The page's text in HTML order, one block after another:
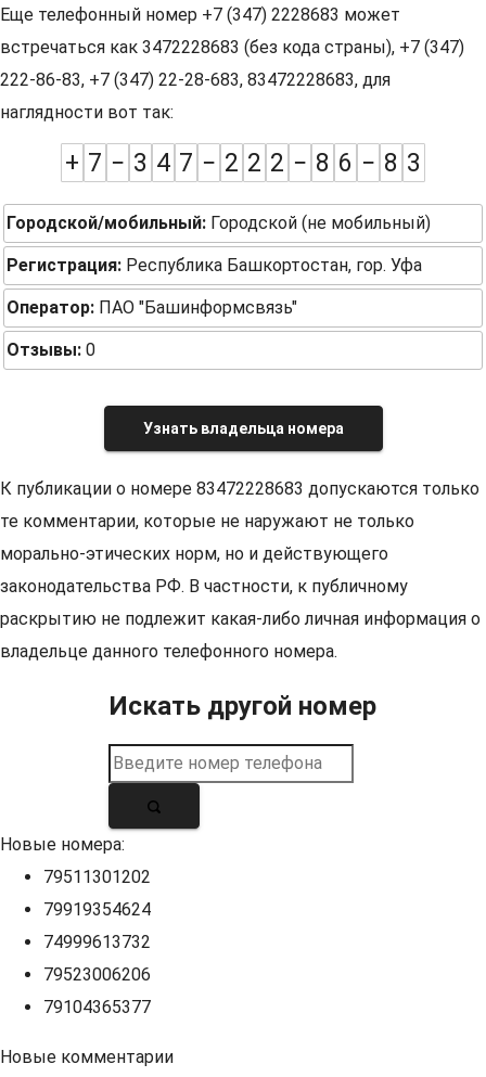
Еще телефонный номер +7 (347) 2228683 может
встречаться как 3472228683 (без кода страны), +7 (347)
222-86-83, +7 (347) 22-28-683, 83472228683, для
наглядности вот так:
+ 7 − 3 4 7 − 2 2 2 − 8 6 − 8 3
Городской/мобильный: Городской (не мобильный)
Регистрация: Республика Башкортостан, гор. Уфа
Оператор: ПАО "Башинформсвязь"
Отзывы: 0
Узнать владельца номера
К публикации о номере 83472228683 допускаются только
те комментарии, которые не наружают не только
морально-этических норм, но и действующего
законодательства РФ. В частности, к публичному
раскрытию не подлежит какая-либо личная информация о
владельце данного телефонного номера.
Искать другой номер
Новые номера:
79511301202
79919354624
74999613732
79523006206
79104365377
Новые комментарии